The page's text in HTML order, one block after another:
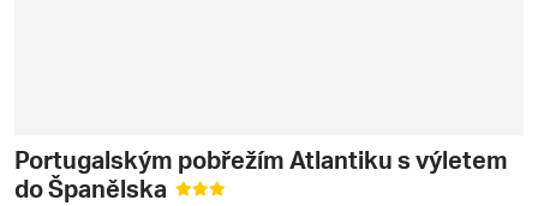
Portugalským pobřežím Atlantiku s výletem
do Španělska